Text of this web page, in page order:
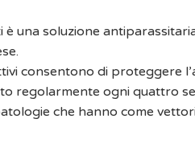
una soluzione
consentono di proteggere
regolarmente ogni quattro
che hanno come